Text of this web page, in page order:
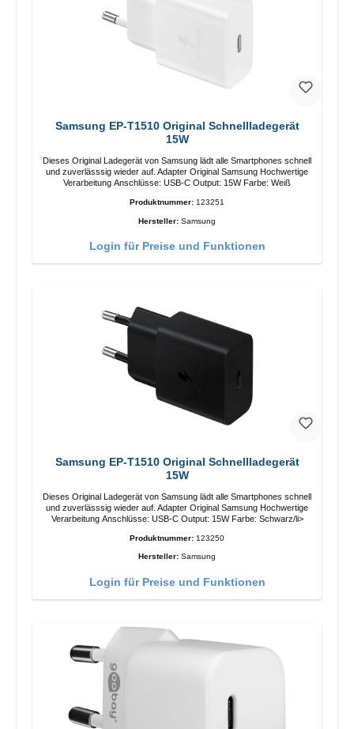
Samsung EP-T1510 Original Schnellladegerät
15W
Dieses Original Ladegerät von Samsung lädt alle Smartphones schnell
und zuverlässsig wieder auf. Adapter Original Samsung Hochwertige
Verarbeitung Anschlüsse: USB-C Output: 15W Farbe: Weiß
Produktnummer: 123251
Hersteller: Samsung
Login für Preise und Funktionen
Samsung EP-T1510 Original Schnellladegerät
15W
Dieses Original Ladegerät von Samsung lädt alle Smartphones schnell
und zuverlässsig wieder auf. Adapter Original Samsung Hochwertige
Verarbeitung Anschlüsse: USB-C Output: 15W Farbe: Schwarz/li>
Produktnummer: 123250
Hersteller: Samsung
Login für Preise und Funktionen